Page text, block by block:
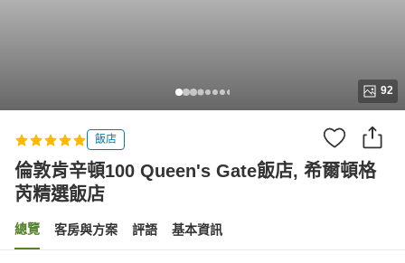
92
飯店
倫敦肯辛頓100 Queen's Gate飯店, 希爾頓格
芮精選飯店
總覽 客房與方案 評語 基本資訊